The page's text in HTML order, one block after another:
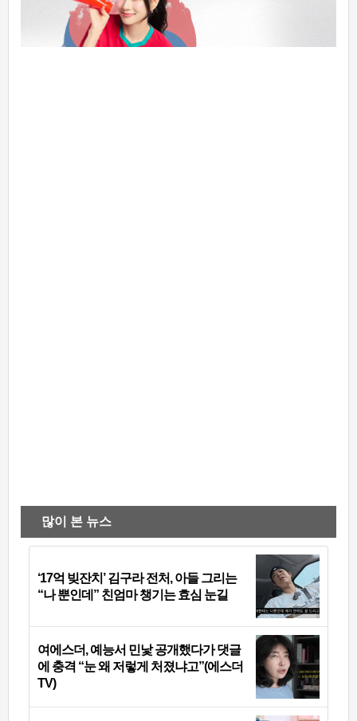
많이 본 뉴스
‘17억 빚잔치’ 김구라 전처, 아들 그리는
“나 뿐인데” 친엄마 챙기는 효심 눈길
여에스더, 예능서 민낯 공개했다가 댓글
에 충격 “눈 왜 저렇게 처졌냐고”(에스더
TV)